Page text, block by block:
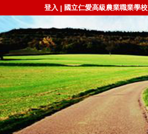
登入 | 國立仁愛高級農業職業學校